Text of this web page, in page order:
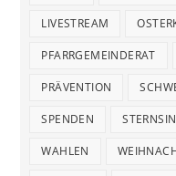
LIVESTREAM
PFARRGEMEINDERAT
PRÄVENTION
SPENDEN
WAHLEN